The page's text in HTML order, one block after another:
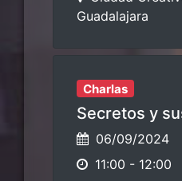
Guadalajara
Charlas
Secretos y
06/09/2024
11:00 - 12:00